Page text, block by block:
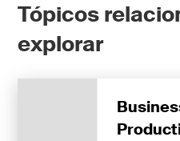
Tópicos
explorar